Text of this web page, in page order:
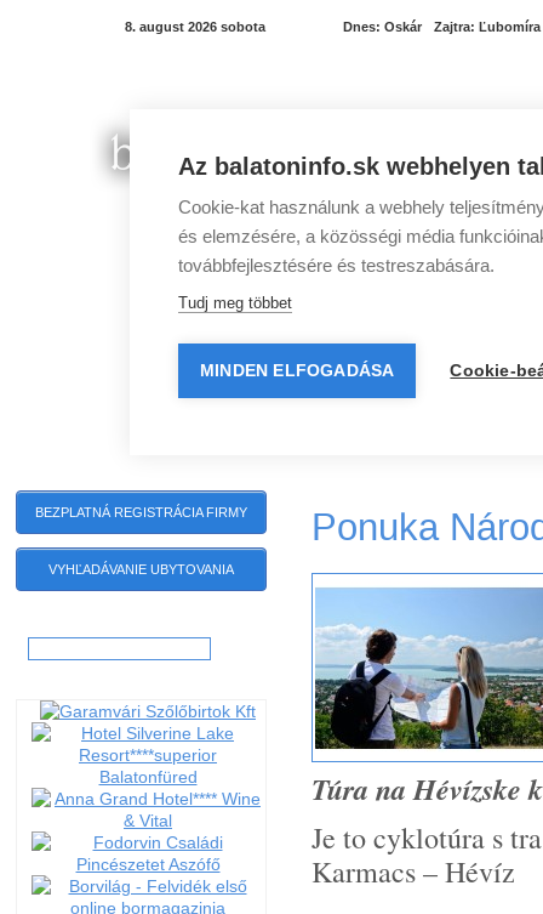
8. august 2026 sobota Dnes: Oskár Zajtra: Ľubomíra
Ponuka
Túra na Hévízske
Je to cyklotúra s
Karmacs – Hévíz
BEZPLATNÁ REGISTRÁCIA FIRMY
VYHĽADÁVANIE UBYTOVANIA
Az balatoninfo.sk webhelyen
Cookie-kat használunk a webhely
és elemzésére, a közösségi média
továbbfejlesztésére és testreszabására.
Tudj meg többet
MINDEN ELFOGADÁSA Cookie-